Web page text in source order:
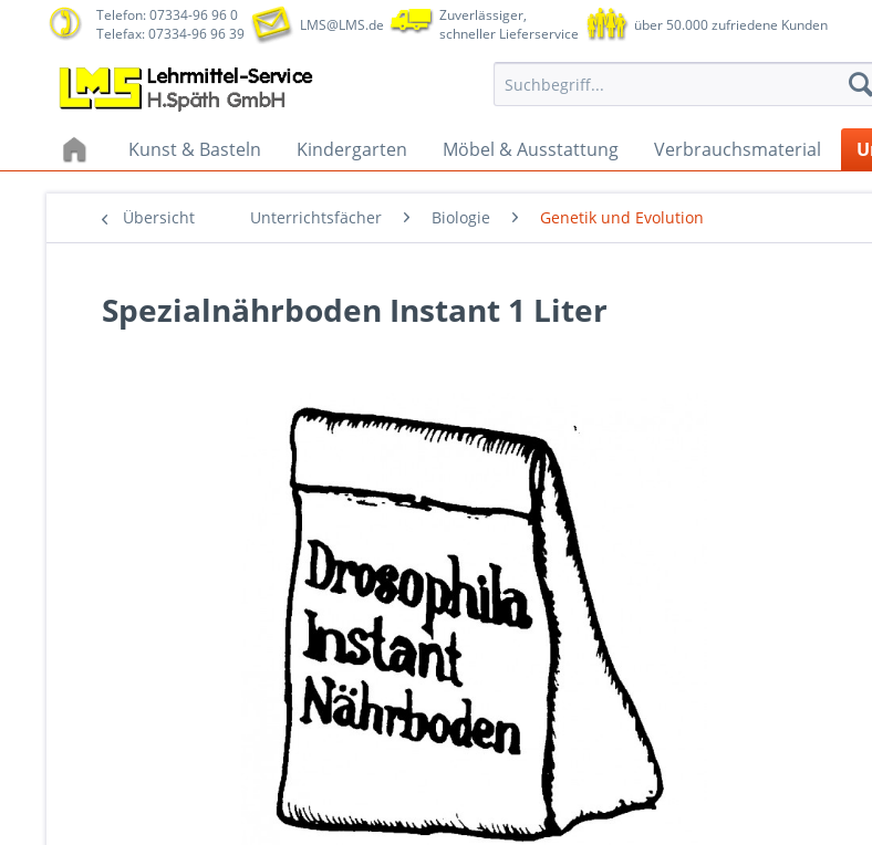
Telefon: 07334-96 96 0
Telefax: 07334-96 96 39
LMS@LMS.de
Zuverlässiger,
schneller Lieferservice
über 50.000 zufriedene Kunden
Kunst & Basteln Kindergarten Möbel & Ausstattung Verbrauchsmaterial
Übersicht Unterrichtsfächer Biologie Genetik und Evolution
Spezialnährboden Instant 1 Liter